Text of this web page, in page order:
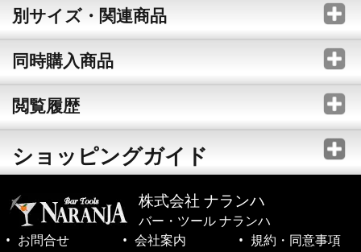
別サイズ・関連商品
同時購入商品
閲覧履歴
ショッピングガイド
株式会社 ナランハ
バー・ツール ナランハ
お問合せ
会社案内 規約・同意事項